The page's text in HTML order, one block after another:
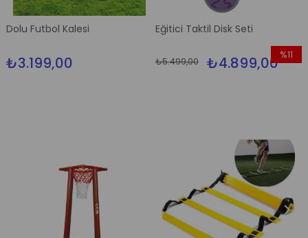
Dolu Futbol Kalesi
₺3.199,00
Eğitici Taktil Disk Seti
₺4.899,00
₺5.499,00
%11
İndirim